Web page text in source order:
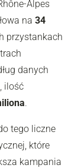
Alpes
na 34
przystankach
danych
ilość
.
tego liczne
które
kampania